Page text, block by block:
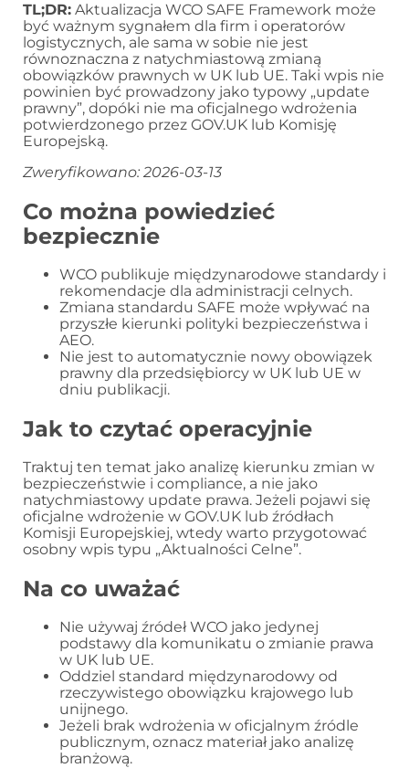
TL;DR: Aktualizacja WCO SAFE Framework może
być ważnym sygnałem dla firm i operatorów
logistycznych, ale sama w sobie nie jest
równoznaczna z natychmiastową zmianą
obowiązków prawnych w UK lub UE. Taki wpis nie
powinien być prowadzony jako typowy „update
prawny”, dopóki nie ma oficjalnego wdrożenia
potwierdzonego przez GOV.UK lub Komisję
Europejską.
Zweryfikowano: 2026-03-13
Co można powiedzieć
bezpiecznie
WCO publikuje międzynarodowe standardy i
rekomendacje dla administracji celnych.
Zmiana standardu SAFE może wpływać na
przyszłe kierunki polityki bezpieczeństwa i
AEO.
Nie jest to automatycznie nowy obowiązek
prawny dla przedsiębiorcy w UK lub UE w
dniu publikacji.
Jak to czytać operacyjnie
Traktuj ten temat jako analizę kierunku zmian w
bezpieczeństwie i compliance, a nie jako
natychmiastowy update prawa. Jeżeli pojawi się
oficjalne wdrożenie w GOV.UK lub źródłach
Komisji Europejskiej, wtedy warto przygotować
osobny wpis typu „Aktualności Celne”.
Na co uważać
Nie używaj źródeł WCO jako jedynej
podstawy dla komunikatu o zmianie prawa
w UK lub UE.
Oddziel standard międzynarodowy od
rzeczywistego obowiązku krajowego lub
unijnego.
Jeżeli brak wdrożenia w oficjalnym źródle
publicznym, oznacz materiał jako analizę
branżową.